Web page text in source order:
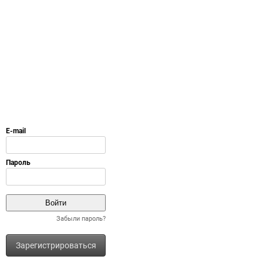
Забыли пароль?
Зарегистрироваться